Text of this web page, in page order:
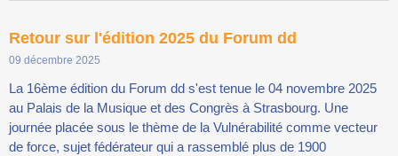
Retour sur l'édition 2025 du Forum dd
09 décembre 2025
La 16ème édition du Forum dd s'est tenue le 04 novembre 2025
au Palais de la Musique et des Congrès à Strasbourg. Une
journée placée sous le thème de la Vulnérabilité comme vecteur
de force, sujet fédérateur qui a rassemblé plus de 1900